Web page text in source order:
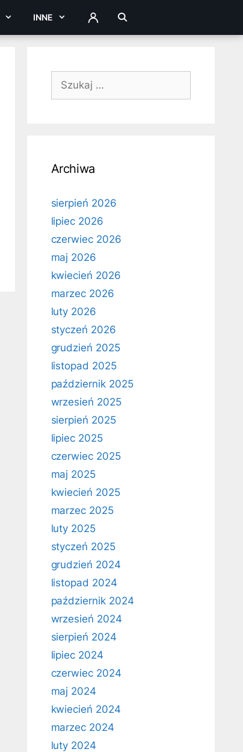
INNE ZALOGUJ
Szukaj:
Archiwa
sierpień 2026
lipiec 2026
czerwiec 2026
maj 2026
kwiecień 2026
marzec 2026
luty 2026
styczeń 2026
grudzień 2025
listopad 2025
październik 2025
wrzesień 2025
sierpień 2025
lipiec 2025
czerwiec 2025
maj 2025
kwiecień 2025
marzec 2025
luty 2025
styczeń 2025
grudzień 2024
listopad 2024
październik 2024
wrzesień 2024
sierpień 2024
lipiec 2024
czerwiec 2024
maj 2024
kwiecień 2024
marzec 2024
luty 2024